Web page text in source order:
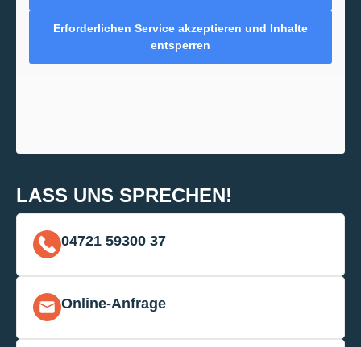
Erforderlichen Service akzeptieren und Inhalte
entsperren
LASS UNS SPRECHEN!
04721 59300 37
Online-Anfrage